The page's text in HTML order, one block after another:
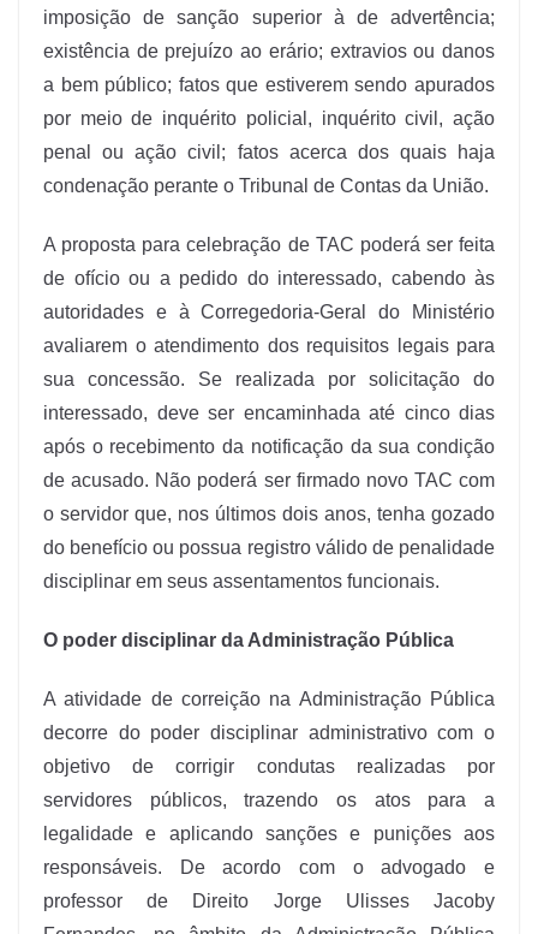
imposição de sanção superior à de advertência;
existência de prejuízo ao erário; extravios ou danos
a bem público; fatos que estiverem sendo apurados
por meio de inquérito policial, inquérito civil, ação
penal ou ação civil; fatos acerca dos quais haja
condenação perante o Tribunal de Contas da União.
A proposta para celebração de TAC poderá ser feita
de ofício ou a pedido do interessado, cabendo às
autoridades e à Corregedoria-Geral do Ministério
avaliarem o atendimento dos requisitos legais para
sua concessão. Se realizada por solicitação do
interessado, deve ser encaminhada até cinco dias
após o recebimento da notificação da sua condição
de acusado. Não poderá ser firmado novo TAC com
o servidor que, nos últimos dois anos, tenha gozado
do benefício ou possua registro válido de penalidade
disciplinar em seus assentamentos funcionais.
O poder disciplinar da Administração Pública
A atividade de correição na Administração Pública
decorre do poder disciplinar administrativo com o
objetivo de corrigir condutas realizadas por
servidores públicos, trazendo os atos para a
legalidade e aplicando sanções e punições aos
responsáveis. De acordo com o advogado e
professor de Direito Jorge Ulisses Jacoby